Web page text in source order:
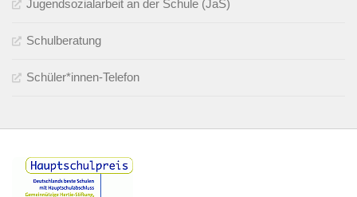
Jugendsozialarbeit an der Schule (JaS)
Schulberatung
Schüler*innen-Telefon